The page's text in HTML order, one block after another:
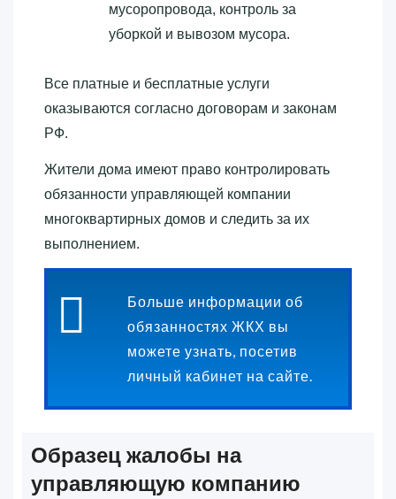
мусоропровода, контроль за
уборкой и вывозом мусора.
Все платные и бесплатные услуги
оказываются согласно договорам и законам
РФ.
Жители дома имеют право контролировать
обязанности управляющей компании
многоквартирных домов и следить за их
выполнением.
Больше информации об
обязанностях ЖКХ вы
можете узнать, посетив
личный кабинет на сайте.
Образец жалобы на
управляющую компанию